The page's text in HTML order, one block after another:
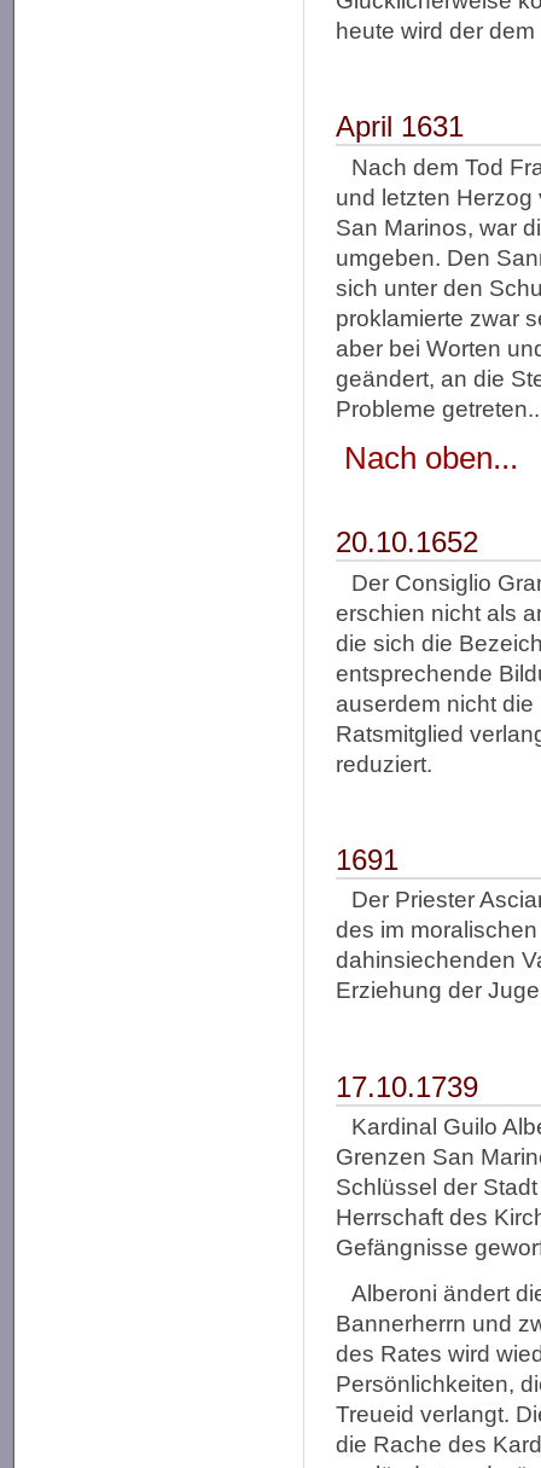
heute wird der
April 1631
Nach dem Tod
und letzten
San Marinos, war
umgeben. Den
sich unter den
proklamierte zwar
aber bei Worten
geändert, an die
Probleme
Nach oben...
20.10.1652
Der Consiglio
erschien nicht als
die sich die
entsprechende
auserdem nicht
Ratsmitglied
reduziert.
1691
Der Priester
des im
dahinsiechenden
Erziehung der
17.10.1739
Kardinal Guilo
Grenzen San
Schlüssel der
Herrschaft des
Gefängnisse
Alberoni ändert
Bannerherrn und
des Rates wird
Persönlichkeiten,
Treueid verlangt.
die Rache des